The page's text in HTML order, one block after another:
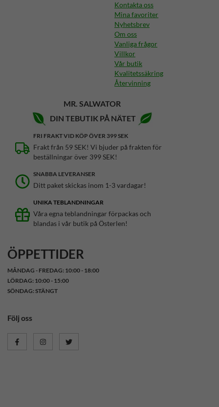
Kontakta oss
Mina favoriter
Nyhetsbrev
Om oss
Vanliga frågor
Villkor
Vår butik
Kvalitetssäkring
Återvinning
MR. SALWATOR
DIN TEBUTIK PÅ NÄTET
FRI FRAKT VID KÖP ÖVER 399 SEK
Frakt från 59 SEK! Vi bjuder på frakten för
beställningar över 399 SEK!
SNABBA LEVERANSER
Ditt paket skickas inom 1-3 vardagar!
UNIKA TEBLANDNINGAR
Våra egna teblandningar förpackas och
blandas i vår butik på Österlen!
ÖPPETTIDER
MÅNDAG - FREDAG: 10:00 - 18:00
LÖRDAG: 10:00 - 15:00
SÖNDAG: STÄNGT
Följ oss